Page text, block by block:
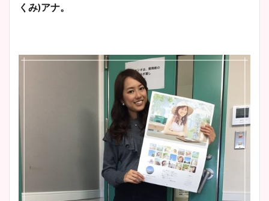
くみ)アナ。